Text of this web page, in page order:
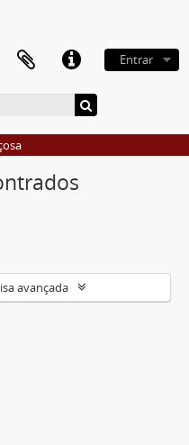
Entrar
avançada